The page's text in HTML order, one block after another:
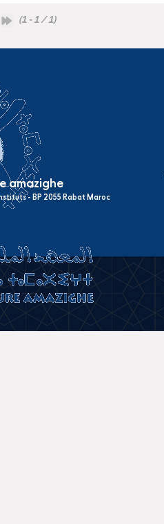
(1 - 1 / 1)
amazighe
- BP 2055 Rabat Maroc